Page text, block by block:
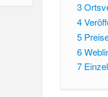
3
4
5
6
7